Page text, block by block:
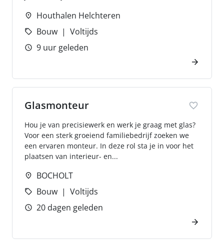
Houthalen Helchteren
Bouw
Voltijds
9 uur geleden
Glasmonteur
Hou je van precisiewerk en werk je graag met glas?
Voor een sterk groeiend familiebedrijf zoeken we
een ervaren monteur. In deze rol sta je in voor het
plaatsen van interieur- en...
BOCHOLT
Bouw
Voltijds
20 dagen geleden